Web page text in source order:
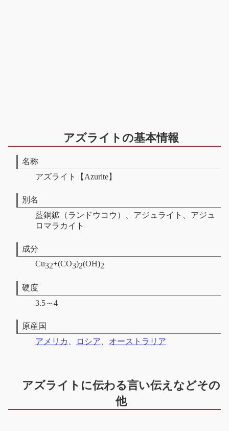
アズライトの基本情報
名称
アズライト【Azurite】
別名
藍銅鉱（ランドウコウ）、アジュライト、アジュ
ロマラカイト
成分
Cu32+(CO3)2(OH)2
硬度
3.5～4
原産国
アメリカ
ロシア オーストラリア
アズライトに伝わる言い伝えなどその
他